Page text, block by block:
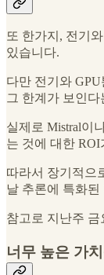
또 한가지, 전기
있습니다.
다만 전기와
그 한계가 보인
실제로 Mistral이
는 것에 대한
따라서 장기적으
날 추론에 특화
참고로 지난주
너무 높은 가